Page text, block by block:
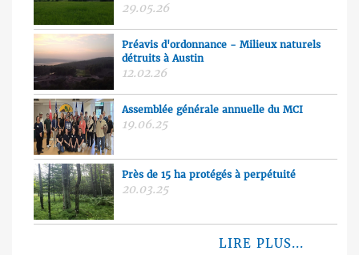
29.05.26
Préavis d'ordonnance - Milieux naturels
détruits à Austin
12.02.26
Assemblée générale annuelle du MCI
19.06.25
Près de 15 ha protégés à perpétuité
20.03.25
LIRE PLUS...